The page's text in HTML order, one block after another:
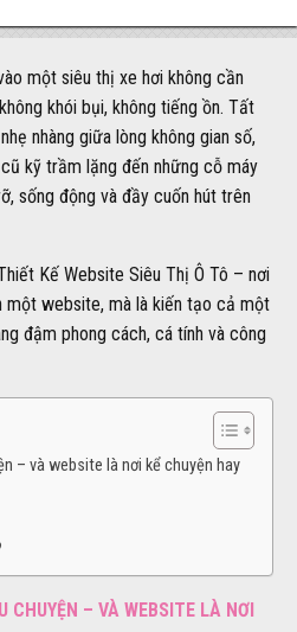
một siêu thị xe hơi không cần
khói bụi, không tiếng ồn. Tất
nhàng giữa lòng không gian số,
kỹ trầm lặng đến những cỗ máy
sống động và đầy cuốn hút trên
Kế Website Siêu Thị Ô Tô – nơi
một website, mà là kiến tạo cả một
đậm phong cách, cá tính và công
– và website là nơi kể chuyện hay
CHUYỆN – VÀ WEBSITE LÀ NƠI